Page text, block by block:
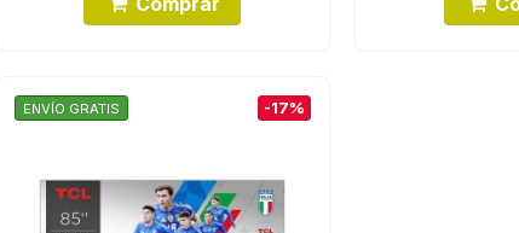
ENVÍO GRATIS -17%